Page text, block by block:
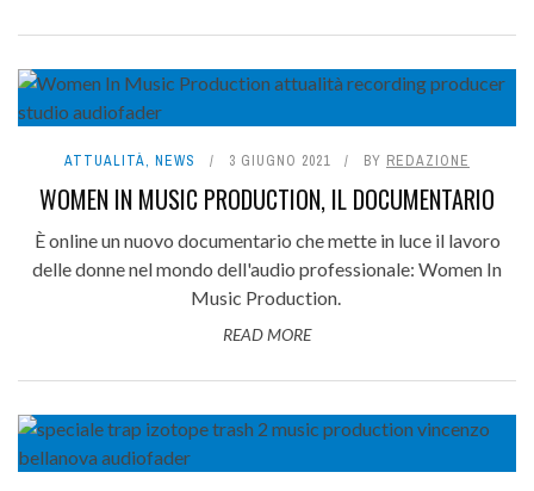
ATTUALITÀ, NEWS 3 GIUGNO 2021 BY REDAZIONE
WOMEN IN MUSIC PRODUCTION, IL DOCUMENTARIO
È online un nuovo documentario che mette in luce il lavoro
delle donne nel mondo dell'audio professionale: Women In
Music Production.
READ MORE